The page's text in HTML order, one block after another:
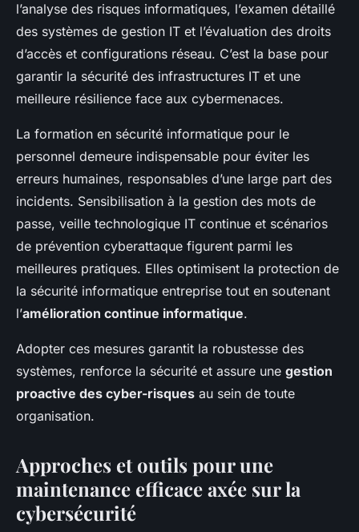
l’analyse des risques informatiques, l’examen détaillé
des systèmes de gestion IT et l’évaluation des droits
d’accès et configurations réseau. C’est la base pour
garantir la sécurité des infrastructures IT et une
meilleure résilience face aux cybermenaces.
La formation en sécurité informatique pour le
personnel demeure indispensable pour éviter les
erreurs humaines, responsables d’une large part des
incidents. Sensibilisation à la gestion des mots de
passe, veille technologique IT continue et scénarios
de prévention cyberattaque figurent parmi les
meilleures pratiques. Elles optimisent la protection de
la sécurité informatique entreprise tout en soutenant
l’amélioration continue informatique.
Adopter ces mesures garantit la robustesse des
systèmes, renforce la sécurité et assure une gestion
proactive des cyber-risques au sein de toute
organisation.
Approches et outils pour une
maintenance efficace axée sur la
cybersécurité